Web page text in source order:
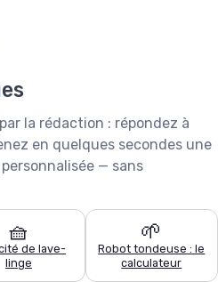
la rédaction : répondez à
en quelques secondes une
— sans
🧺
de lave-
linge
🌱
Robot tondeuse : le
calculateur